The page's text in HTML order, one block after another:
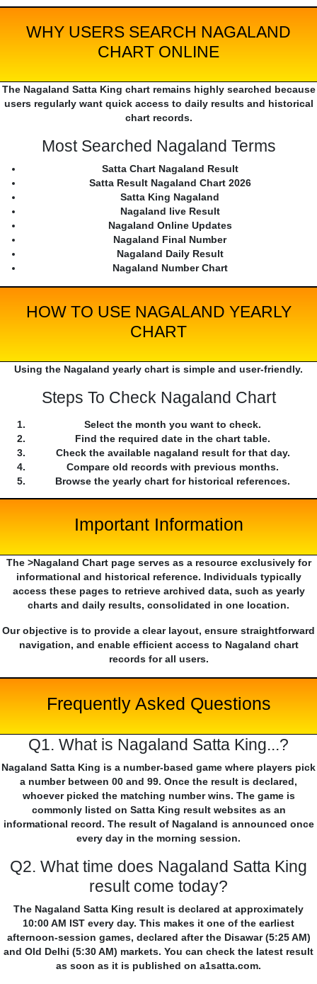
WHY USERS SEARCH NAGALAND
CHART ONLINE
The Nagaland Satta King chart remains highly searched because
users regularly want quick access to daily results and historical
chart records.
Most Searched Nagaland Terms
Satta Chart Nagaland Result
Satta Result Nagaland Chart 2026
Satta King Nagaland
Nagaland live Result
Nagaland Online Updates
Nagaland Final Number
Nagaland Daily Result
Nagaland Number Chart
HOW TO USE NAGALAND YEARLY
CHART
Using the Nagaland yearly chart is simple and user-friendly.
Steps To Check Nagaland Chart
Select the month you want to check.
Find the required date in the chart table.
Check the available nagaland result for that day.
Compare old records with previous months.
Browse the yearly chart for historical references.
Important Information
The >Nagaland Chart page serves as a resource exclusively for
informational and historical reference. Individuals typically
access these pages to retrieve archived data, such as yearly
charts and daily results, consolidated in one location.
Our objective is to provide a clear layout, ensure straightforward
navigation, and enable efficient access to Nagaland chart
records for all users.
Frequently Asked Questions
Q1. What is Nagaland Satta King...?
Nagaland Satta King is a number-based game where players pick
a number between 00 and 99. Once the result is declared,
whoever picked the matching number wins. The game is
commonly listed on Satta King result websites as an
informational record. The result of Nagaland is announced once
every day in the morning session.
Q2. What time does Nagaland Satta King
result come today?
The Nagaland Satta King result is declared at approximately
10:00 AM IST every day. This makes it one of the earliest
afternoon-session games, declared after the Disawar (5:25 AM)
and Old Delhi (5:30 AM) markets. You can check the latest result
as soon as it is published on a1satta.com.